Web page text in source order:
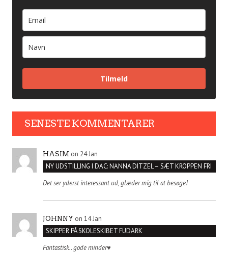
Tilmeld
SENESTE KOMMENTARER
HASIM on 24 Jan
NY UDSTILLING I DAC: NANNA DITZEL – SÆT KROPPEN FRI
Det ser yderst interessant ud, glæder mig til at besøge!
JOHNNY on 14 Jan
SKIPPER PÅ SKOLESKIBET FUDARK
Fantastisk.. gode minder♥️